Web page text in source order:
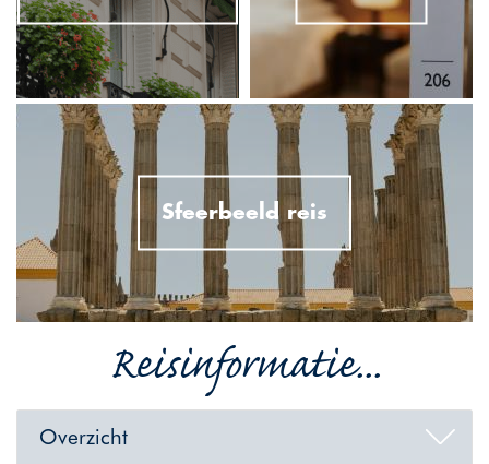
Sfeerbeeld reis
Reisinformatie...
Overzicht